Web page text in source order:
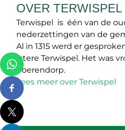
OVER TERWISPEL
Terwispel is één van de
nederzettingen van de
Al in 1315 werd er
latere Terwispel. Het was
boerendorp.
Lees meer over Terwispel